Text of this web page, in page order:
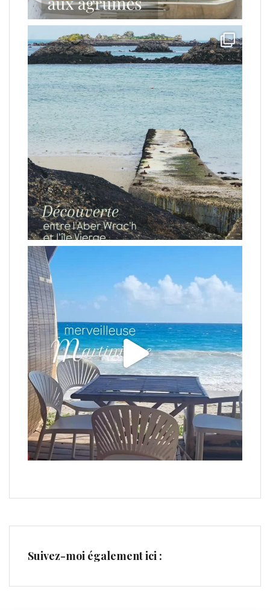
Suivez-moi également ici :